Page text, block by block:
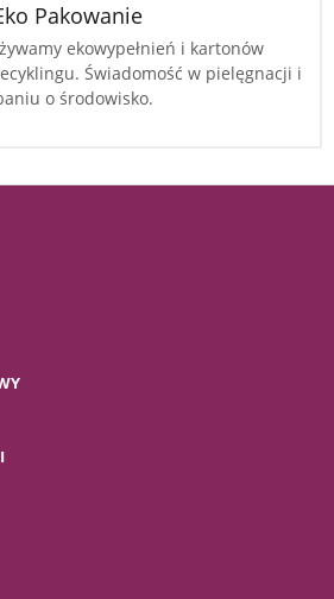
Pakowanie
ekowypełnień i kartonów
Świadomość w pielęgnacji i
o środowisko.